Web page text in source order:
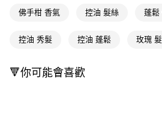
ATM／網路銀行／等多元方式進行付款，方視
購買商品的店家。未經商家同意取消之訂單仍
是否繳費成功／繳費後需取消欲退款等相關疑
每筆NT$65，滿NT$490(含以上)免運費
每筆NT$65，滿NT$490(含以上)免運費
佛手柑 香氣 控油 髮絲 蓬鬆
控油 秀髮 控油 蓬鬆 玫瑰
🔻你可能會喜歡